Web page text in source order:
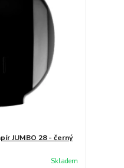
JUMBO 28 - černý
Skladem